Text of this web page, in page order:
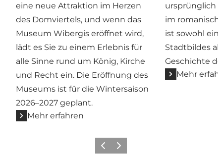
eine neue Attraktion im Herzen
des Domviertels, und wenn das
Museum Wibergis eröffnet wird,
lädt es Sie zu einem Erlebnis für
alle Sinne rund um König, Kirche
und Recht ein. Die Eröffnung des
Museums ist für die Wintersaison
2026–2027 geplant.
Mehr erfahren
ursprünglich
im
ist sowohl ein
Stadtbildes
Geschichte
Mehr
ZurückWeiter